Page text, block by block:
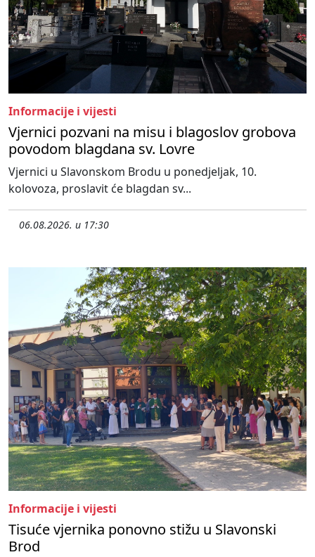
Informacije i vijesti
Vjernici pozvani na misu i blagoslov grobova
povodom blagdana sv. Lovre
Vjernici u Slavonskom Brodu u ponedjeljak, 10.
kolovoza, proslavit će blagdan sv...
06.08.2026. u 17:30
Informacije i vijesti
Tisuće vjernika ponovno stižu u Slavonski
Brod